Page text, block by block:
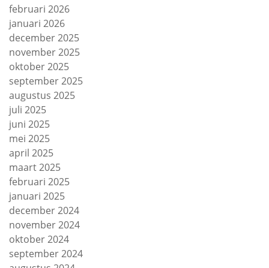
februari 2026
januari 2026
december 2025
november 2025
oktober 2025
september 2025
augustus 2025
juli 2025
juni 2025
mei 2025
april 2025
maart 2025
februari 2025
januari 2025
december 2024
november 2024
oktober 2024
september 2024